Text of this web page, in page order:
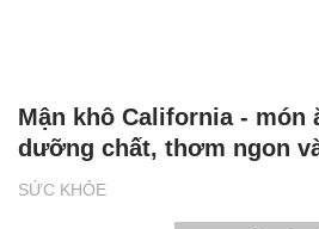
SỨC KHỎE
Mận khô California - món
dưỡng chất, thơm ngon